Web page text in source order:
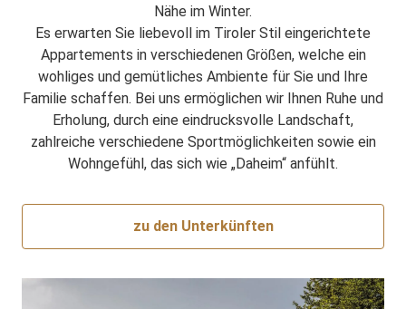
Nähe im Winter.
Es erwarten Sie liebevoll im Tiroler Stil eingerichtete
Appartements in verschiedenen Größen, welche ein
wohliges und gemütliches Ambiente für Sie und Ihre
Familie schaffen. Bei uns ermöglichen wir Ihnen Ruhe und
Erholung, durch eine eindrucksvolle Landschaft,
zahlreiche verschiedene Sportmöglichkeiten sowie ein
Wohngefühl, das sich wie „Daheim“ anfühlt.
zu den Unterkünften